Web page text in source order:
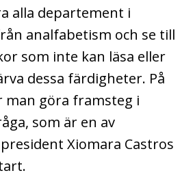
alla departement i
analfabetism och se till
som inte kan läsa eller
dessa färdigheter. På
man göra framsteg i
som är en av
Xiomara Castros